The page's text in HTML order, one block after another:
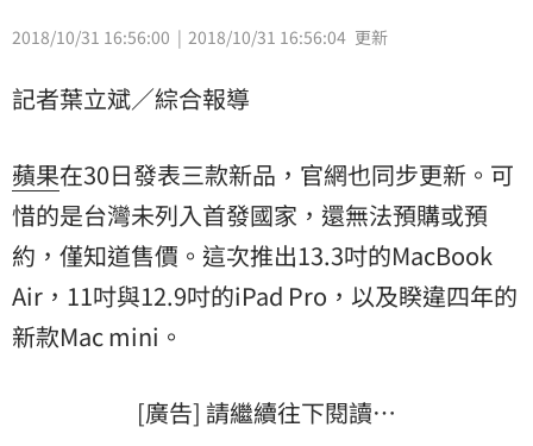
2018/10/31 16:56:00 2018/10/31 16:56:04 更新
記者葉立斌／綜合報導
蘋果在30日發表三款新品，官網也同步更新。可
惜的是台灣未列入首發國家，還無法預購或預
約，僅知道售價。這次推出13.3吋的MacBook
Air，11吋與12.9吋的iPad Pro，以及睽違四年的
新款Mac mini。
[廣告] 請繼續往下閱讀…